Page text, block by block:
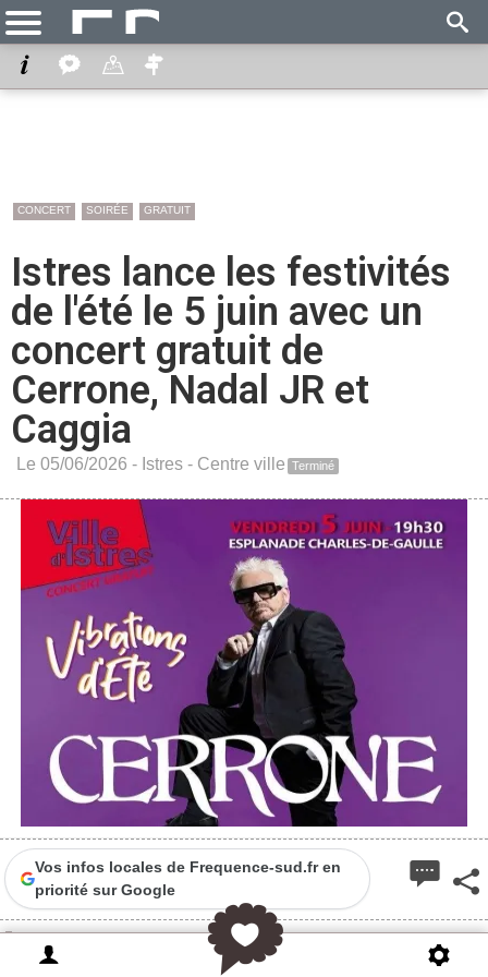
CONCERT SOIRÉE GRATUIT
Istres lance les festivités
de l'été le 5 juin avec un
concert gratuit de
Cerrone, Nadal JR et
Caggia
Le 05/06/2026 - Istres - Centre ville Terminé
2
Vos infos locales de Frequence-sud.fr en
priorité sur Google
Cerrone, Nadal JR, Caggia... en live sur
l'esplanade Charles de Gaulle, une soirée qui